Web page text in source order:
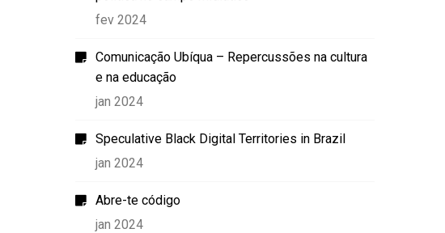
fev 2024
Comunicação Ubíqua – Repercussões na cultura
e na educação
jan 2024
Speculative Black Digital Territories in Brazil
jan 2024
Abre-te código
jan 2024